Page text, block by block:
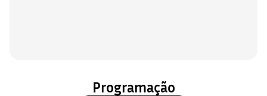
Programação